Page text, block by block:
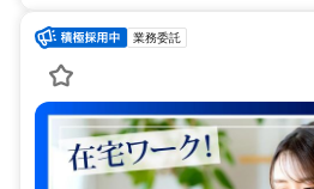
業務委託